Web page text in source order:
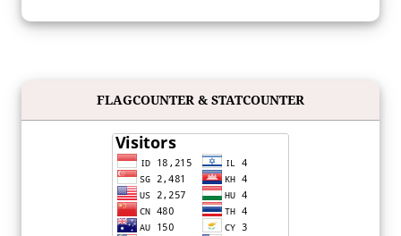
FLAGCOUNTER & STATCOUNTER